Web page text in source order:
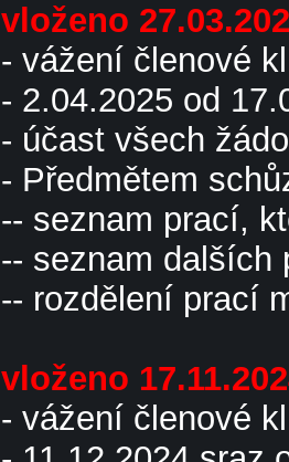
vloženo
- vážení členové
- 2.04.2025 od
- účast všech
- Předmětem
-- seznam prací,
-- seznam dalších
-- rozdělení prací
vloženo
- vážení členové